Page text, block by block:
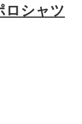
ロシャツ